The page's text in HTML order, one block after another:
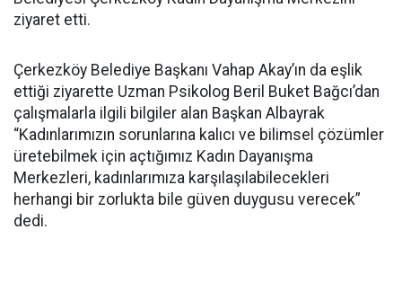
ziyaret etti.
Çerkezköy Belediye Başkanı Vahap Akay’ın da eşlik
ettiği ziyarette Uzman Psikolog Beril Buket Bağcı’dan
çalışmalarla ilgili bilgiler alan Başkan Albayrak
“Kadınlarımızın sorunlarına kalıcı ve bilimsel çözümler
üretebilmek için açtığımız Kadın Dayanışma
Merkezleri, kadınlarımıza karşılaşılabilecekleri
herhangi bir zorlukta bile güven duygusu verecek”
dedi.